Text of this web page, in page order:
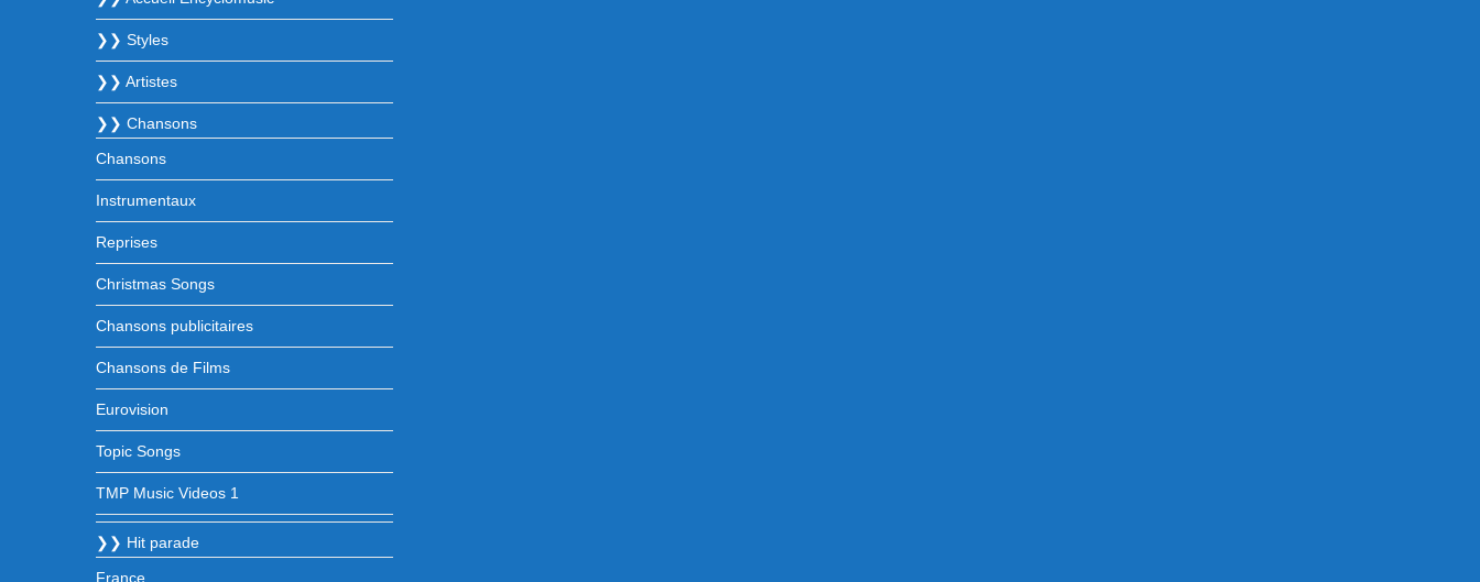
❯❯ Styles
❯❯ Artistes
❯❯ Chansons
Chansons
Instrumentaux
Reprises
Christmas Songs
Chansons publicitaires
Chansons de Films
Eurovision
Topic Songs
TMP Music Videos 1
❯❯ Hit parade
France